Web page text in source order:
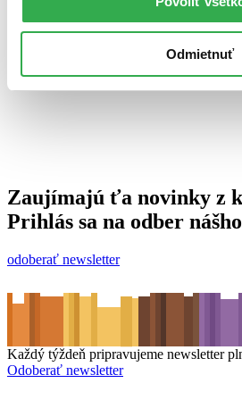
Odmietnuť
Zaujímajú ťa novinky z
Prihlás sa na odber
odoberať newsletter
Každý týždeň pripravujeme newsletter
Odoberať newsletter